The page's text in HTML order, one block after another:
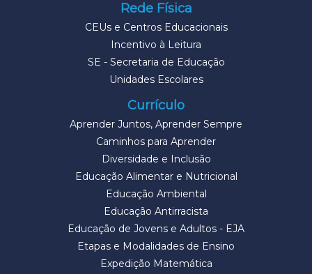
Rede Física
CEUs e Centros Educacionais
Incentivo à Leitura
SE - Secretaria de Educação
Unidades Escolares
Currículo
Aprender Juntos, Aprender Sempre
Caminhos para Aprender
Diversidade e Inclusão
Educação Alimentar e Nutricional
Educação Ambiental
Educação Antirracista
Educação de Jovens e Adultos - EJA
Etapas e Modalidades de Ensino
Expedição Matemática